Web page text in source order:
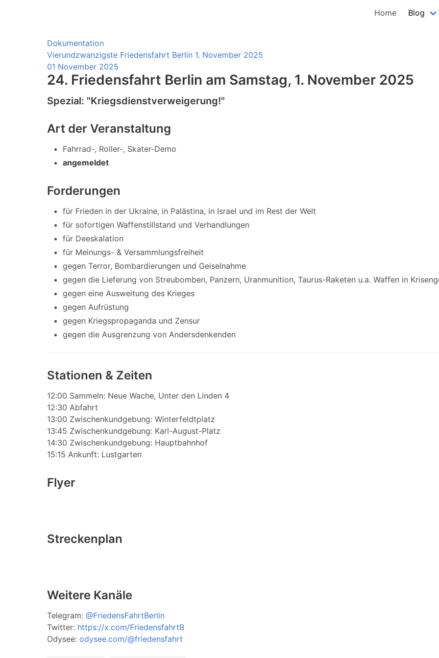
Home Blog
Dokumentation
Vierundzwanzigste Friedensfahrt Berlin 1. November 2025
01 November 2025
24. Friedensfahrt Berlin am Samstag, 1. November 2025
Spezial: "Kriegsdienstverweigerung!"
Art der Veranstaltung
Fahrrad-, Roller-, Skater-Demo
angemeldet
Forderungen
für Frieden in der Ukraine, in Palästina, in Israel und im Rest der Welt
für sofortigen Waffenstillstand und Verhandlungen
für Deeskalation
für Meinungs- & Versammlungsfreiheit
gegen Terror, Bombardierungen und Geiselnahme
gegen die Lieferung von Streubomben, Panzern, Uranmunition, Taurus-Raketen u.a. Waffen in
gegen eine Ausweitung des Krieges
gegen Aufrüstung
gegen Kriegspropaganda und Zensur
gegen die Ausgrenzung von Andersdenkenden
Stationen & Zeiten
12:00 Sammeln: Neue Wache, Unter den Linden 4
12:30 Abfahrt
13:00 Zwischenkundgebung: Winterfeldtplatz
13:45 Zwischenkundgebung: Karl-August-Platz
14:30 Zwischenkundgebung: Hauptbahnhof
15:15 Ankunft: Lustgarten
Flyer
Streckenplan
Weitere Kanäle
Telegram: @FriedensFahrtBerlin
Twitter: https://x.com/FriedensfahrtB
Odysee: odysee.com/@friedensfahrt